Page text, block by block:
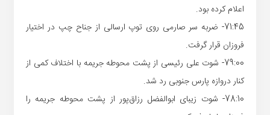
اعلام کرده بود.
71:45- ضربه سر صارمی روی توپ ارسالی از جناح چپ در اختیار
فروزان قرار گرفت.
79:00- شوت علی رئیسی از پشت محوطه جریمه با اختلاف کمی از
کنار دروازه پارس جنوبی رد شد.
78:10- شوت زیبای ابوالفضل رزاق‌پور از پشت محوطه جریمه را